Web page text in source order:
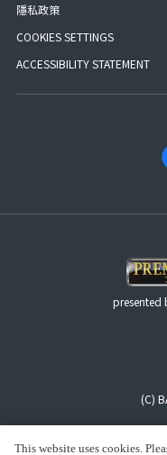
隱私政策
COOKIES SETTINGS
ACCESSIBILITY STATEMENT
presented
(C)
This website uses cookies.